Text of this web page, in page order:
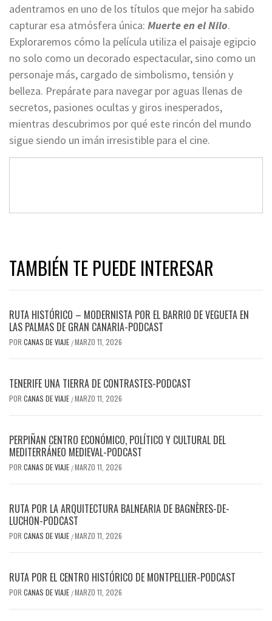
adentramos en uno de los títulos que mejor ha sabido
capturar esa atmósfera única: Muerte en el Nilo.
Exploraremos cómo la película utiliza el paisaje egipcio
no solo como un decorado espectacular, sino como un
personaje más, cargado de simbolismo, tensión y
belleza. Prepárate para navegar por aguas llenas de
secretos, pasiones ocultas y giros inesperados,
mientras descubrimos por qué este rincón del mundo
sigue siendo un imán irresistible para el cine.
TAMBIÉN TE PUEDE INTERESAR
RUTA HISTÓRICO – MODERNISTA POR EL BARRIO DE VEGUETA EN
LAS PALMAS DE GRAN CANARIA-PODCAST
POR CANAS DE VIAJE /MARZO 11, 2026
TENERIFE UNA TIERRA DE CONTRASTES-PODCAST
POR CANAS DE VIAJE /MARZO 11, 2026
PERPIÑAN CENTRO ECONÓMICO, POLÍTICO Y CULTURAL DEL
MEDITERRÁNEO MEDIEVAL-PODCAST
POR CANAS DE VIAJE /MARZO 11, 2026
RUTA POR LA ARQUITECTURA BALNEARIA DE BAGNÈRES-DE-
LUCHON-PODCAST
POR CANAS DE VIAJE /MARZO 11, 2026
RUTA POR EL CENTRO HISTÓRICO DE MONTPELLIER-PODCAST
POR CANAS DE VIAJE /MARZO 11, 2026